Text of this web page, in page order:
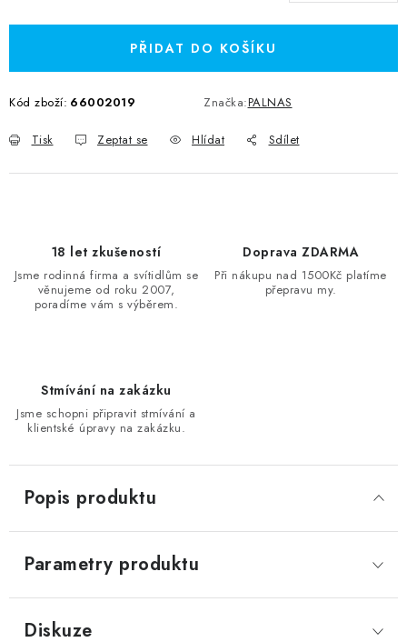
PŘIDAT DO KOŠÍKU
Kód zboží: 66002019 Značka:PALNAS
Tisk Zeptat se Hlídat Sdílet
18 let zkušeností
Jsme rodinná firma a svítidlům se
věnujeme od roku 2007,
poradíme vám s výběrem.
Doprava ZDARMA
Při nákupu nad 1500Kč platíme
přepravu my.
Stmívání na zakázku
Jsme schopni připravit stmívání a
klientské úpravy na zakázku.
Popis produktu
Parametry produktu
Diskuze